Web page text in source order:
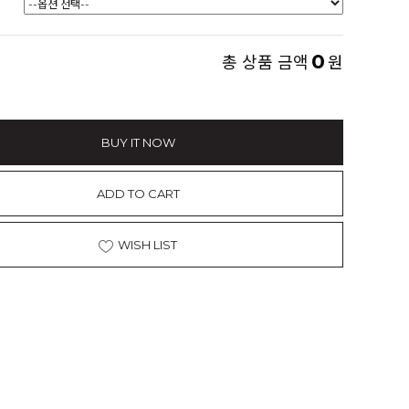
총 상품 금액 0원
BUY IT NOW
ADD TO CART
WISH LIST